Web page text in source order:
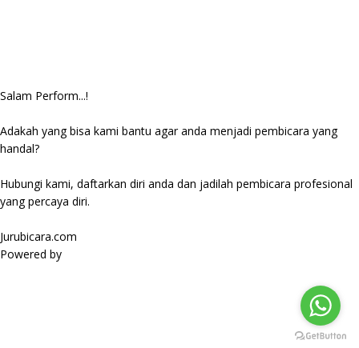
Salam Perform...!
Adakah yang bisa kami bantu agar anda menjadi pembicara yang
handal?
Hubungi kami, daftarkan diri anda dan jadilah pembicara profesional
yang percaya diri.
Jurubicara.com
Powered by